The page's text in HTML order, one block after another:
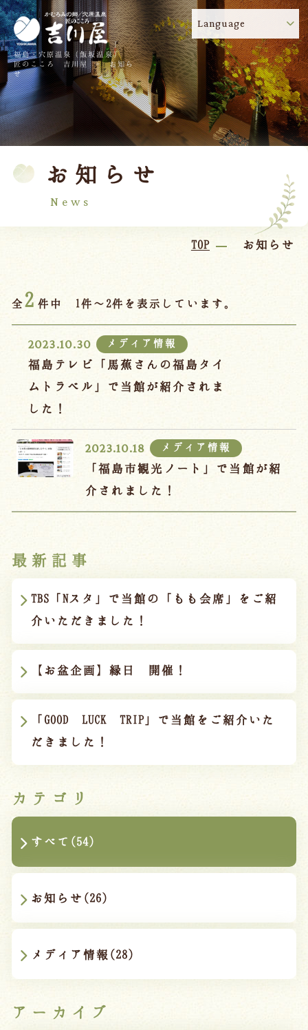
福島・穴原温泉（飯坂温泉）
匠のこころ 吉川屋 - お知ら
せ
Language
お知らせ
News
TOP お知らせ
全 2 件中 1件～2件を表示しています。
2023.10.30 メディア情報
福島テレビ「馬蕉さんの福島タイ
ムトラベル」で当館が紹介されま
した！
2023.10.18 メディア情報
「福島市観光ノート」で当館が紹
介されました！
最新記事
TBS「Nスタ」で当館の「もも会席」をご紹
介いただきました！
【お盆企画】縁日 開催！
「GOOD LUCK TRIP」で当館をご紹介いた
だきました！
カテゴリ
すべて(54)
お知らせ(26)
メディア情報(28)
アーカイブ
! 吉川屋のコロナウイルス感染症対策について
TOP 吉川屋について
温泉 客室
料理
館内
ご宿泊プラン
お部屋からプランを選ぶ
空室カレンダーから選ぶ
会議・団体
お知らせ よくあるご質問
予約確認・変更・キャンセル
キャンセルポリシー
宿泊約款
オンラインショップ
吉川屋×温泉むすめ
Follow us
Tel.024-542-2226/ 9:00~18:00
Language